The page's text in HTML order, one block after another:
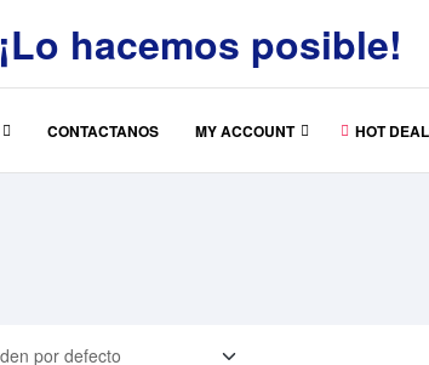
¡Lo hacemos posible!
CONTACTANOS MY ACCOUNT HOT